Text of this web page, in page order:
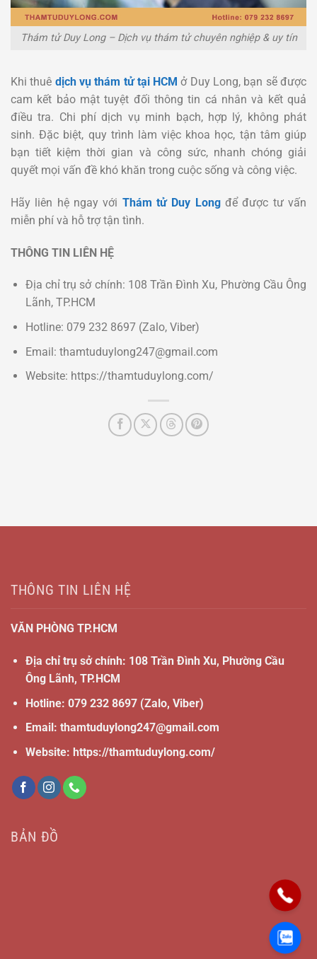
Thám tử Duy Long – Dịch vụ thám tử chuyên nghiệp & uy tín
Khi thuê dịch vụ thám tử tại HCM ở Duy Long, bạn sẽ được
cam kết bảo mật tuyệt đối thông tin cá nhân và kết quả
điều tra. Chi phí dịch vụ minh bạch, hợp lý, không phát
sinh. Đặc biệt, quy trình làm việc khoa học, tận tâm giúp
bạn tiết kiệm thời gian và công sức, nhanh chóng giải
quyết mọi vấn đề khó khăn trong cuộc sống và công việc.
Hãy liên hệ ngay với Thám tử Duy Longđể được tư vấn
miễn phí và hỗ trợ tận tình.
THÔNG TIN LIÊN HỆ
Địa chỉ trụ sở chính: 108 Trần Đình Xu, Phường Cầu Ông
Lãnh, TP.HCM
Hotline: 079 232 8697 (Zalo, Viber)
Email: thamtuduylong247@gmail.com
Website: https://thamtuduylong.com/
THÔNG TIN LIÊN HỆ
VĂN PHÒNG TP.HCM
Địa chỉ trụ sở chính: 108 Trần Đình Xu, Phường Cầu
Ông Lãnh, TP.HCM
Hotline: 079 232 8697(Zalo, Viber)
Email: thamtuduylong247@gmail.com
Website: https://thamtuduylong.com/
BẢN ĐỒ